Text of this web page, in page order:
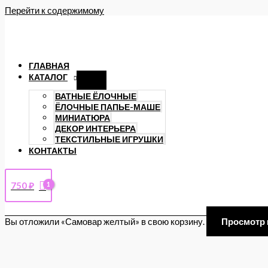
Перейти к содержимому
ГЛАВНАЯ
КАТАЛОГ
ВАТНЫЕ ЁЛОЧНЫЕ
ЁЛОЧНЫЕ ПАПЬЕ-МАШЕ
МИНИАТЮРА
ДЕКОР ИНТЕРЬЕРА
ТЕКСТИЛЬНЫЕ ИГРУШКИ
КОНТАКТЫ
750₽
Вы отложили «Самовар желтый» в свою корзину. Просмотр